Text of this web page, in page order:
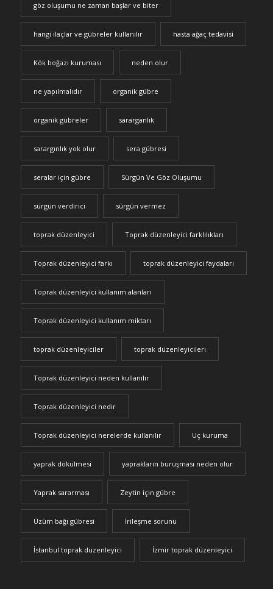
göz oluşumu ne zaman başlar ve biter
hangi ilaçlar ve gübreler kullanılır hasta ağaç tedavisi
Kök boğazı kuruması neden olur
ne yapılmalıdır organik gübre
organik gübreler sararganlık
sarargınlık yok olur sera gübresi
seralar için gübre Sürgün Ve Göz Oluşumu
sürgün verdirici sürgün vermez
toprak düzenleyici Toprak düzenleyici farklılıkları
Toprak düzenleyici farkı toprak düzenleyici faydaları
Toprak düzenleyici kullanım alanları
Toprak düzenleyici kullanım miktarı
toprak düzenleyiciler toprak düzenleyicileri
Toprak düzenleyici neden kullanılır
Toprak düzenleyici nedir
Toprak düzenleyici nerelerde kullanılır Uç kuruma
yaprak dökülmesi yaprakların buruşması neden olur
Yaprak sararması Zeytin için gübre
Üzüm bağı gübresi İrileşme sorunu
İstanbul toprak düzenleyici İzmir toprak düzenleyici